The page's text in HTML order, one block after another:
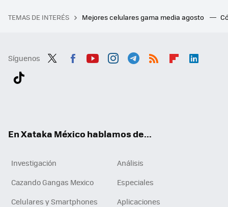
TEMAS DE INTERÉS Mejores celulares gama media agosto
Síguenos
En Xataka México hablamos de...
Investigación
Análisis
Cazando Gangas Mexico
Especiales
Celulares y Smartphones
Aplicaciones